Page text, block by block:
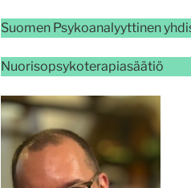
Suomen Psykoanalyyttinen
Nuorisopsykoterapiasäätiö